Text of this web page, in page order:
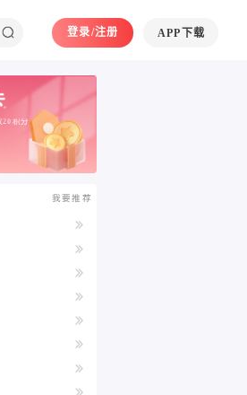
登录/注册 APP下载
20积分
我要推荐